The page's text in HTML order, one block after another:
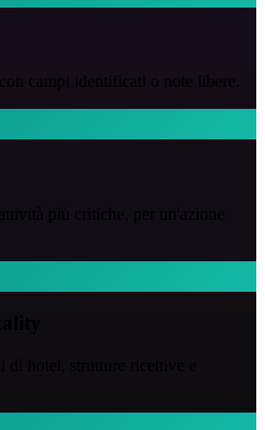
campi identificati o note libere.